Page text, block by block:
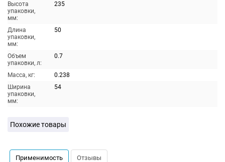
Высота
упаковки,
мм:
235
Длина
упаковки,
мм:
50
Объем
упаковки, л:
0.7
Масса, кг:
0.238
Ширина
упаковки,
мм:
54
Похожие товары
Применимость Отзывы